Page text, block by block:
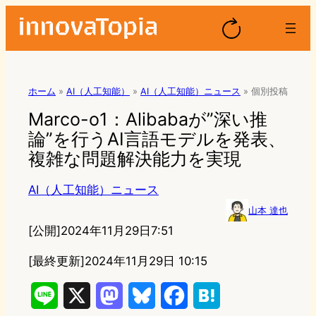
ホーム » AI（人工知能） » AI（人工知能）ニュース » 個別投稿
Marco-o1：Alibabaが”深い推
論”を行うAI言語モデルを発表、
複雑な問題解決能力を実現
AI（人工知能）ニュース
山本 達也
[公開]2024年11月29日7:51
[最終更新]2024年11月29日 10:15